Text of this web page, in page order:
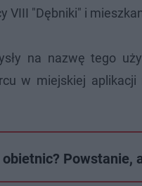
VIII "Dębniki" i
na nazwę tego
w miejskiej aplikacji
Powstanie,